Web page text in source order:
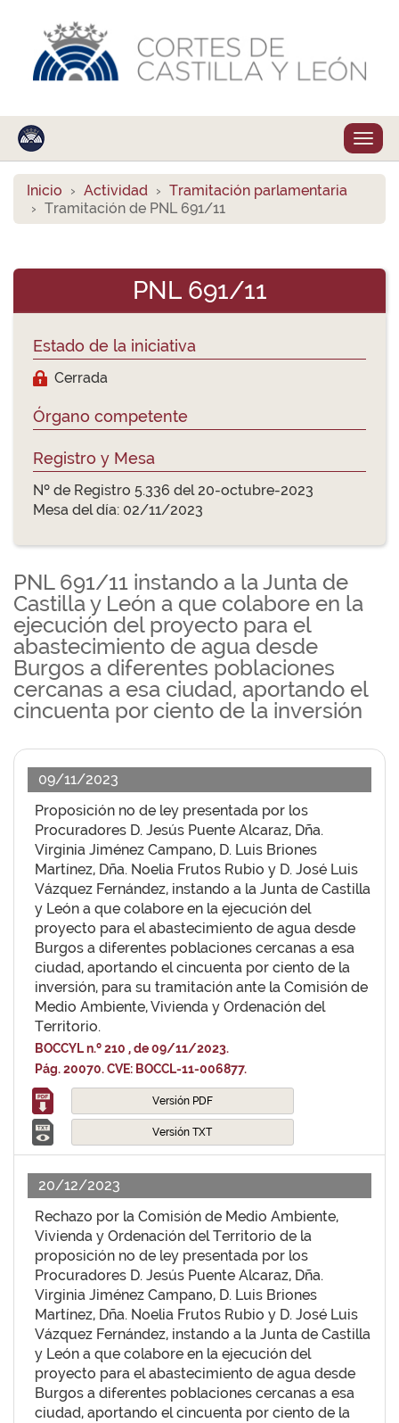
Inicio Actividad
Tramitación parlamentaria
Tramitación de PNL 691/11
PNL 691/11
Estado de la iniciativa
Cerrada
Órgano competente
Registro y Mesa
Nº de Registro 5.336 del 20-octubre-2023
Mesa del día: 02/11/2023
PNL 691/11 instando a la Junta de
Castilla y León a que colabore en la
ejecución del proyecto para el
abastecimiento de agua desde
Burgos a diferentes poblaciones
cercanas a esa ciudad, aportando el
cincuenta por ciento de la inversión
09/11/2023
Proposición no de ley presentada por los
Procuradores D. Jesús Puente Alcaraz, Dña.
Virginia Jiménez Campano, D. Luis Briones
Martínez, Dña. Noelia Frutos Rubio y D. José Luis
Vázquez Fernández, instando a la Junta de Castilla
y León a que colabore en la ejecución del
proyecto para el abastecimiento de agua desde
Burgos a diferentes poblaciones cercanas a esa
ciudad, aportando el cincuenta por ciento de la
inversión, para su tramitación ante la Comisión de
Medio Ambiente, Vivienda y Ordenación del
Territorio.
BOCCYL n.º 210 , de 09/11/2023.
Pág. 20070. CVE: BOCCL-11-006877.
Versión PDF
Versión TXT
20/12/2023
Rechazo por la Comisión de Medio Ambiente,
Vivienda y Ordenación del Territorio de la
proposición no de ley presentada por los
Procuradores D. Jesús Puente Alcaraz, Dña.
Virginia Jiménez Campano, D. Luis Briones
Martínez, Dña. Noelia Frutos Rubio y D. José Luis
Vázquez Fernández, instando a la Junta de Castilla
y León a que colabore en la ejecución del
proyecto para el abastecimiento de agua desde
Burgos a diferentes poblaciones cercanas a esa
ciudad, aportando el cincuenta por ciento de la